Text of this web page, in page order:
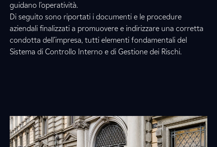
guidano l’operatività.
Di seguito sono riportati i documenti e le procedure
aziendali finalizzati a promuovere e indirizzare una corretta
condotta dell’impresa, tutti elementi fondamentali del
Sistema di Controllo Interno e di Gestione dei Rischi.